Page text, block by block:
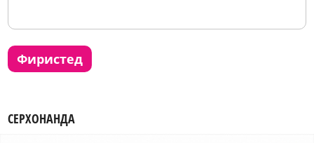
фиристед
СЕРХОНАНДА